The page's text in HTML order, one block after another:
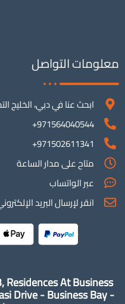
معلومات التواصل
ابحث عنا في دبي، الخليج
971564040544+
971502611341+
متاح على مدار الساعة
عبر الواتساب
انقر لإرسال البريد
Residences At Business
Drive - Business Bay -